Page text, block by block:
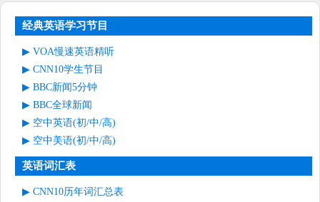
经典英语学习节目
VOA慢速英语精听
CNN10学生节目
BBC新闻5分钟
BBC全球新闻
空中英语(初/中/高)
空中美语(初/中/高)
英语词汇表
CNN10历年词汇总表